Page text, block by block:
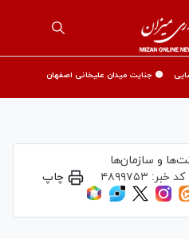
🟡 جنایت میدان علیخانی اصفهان
و سازمان‌ها
کد خبر: ۴۸۹۹۷۵۳ چاپ